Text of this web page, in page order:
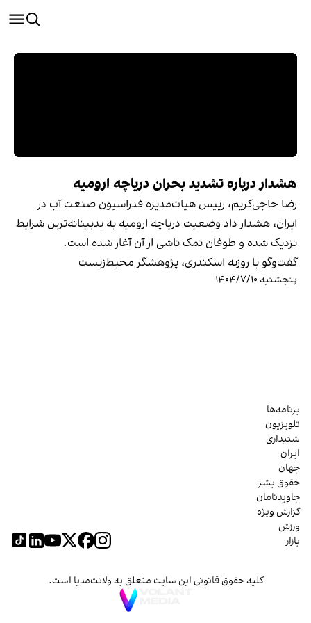
هشدار درباره تشدید بحران دریاچه ارومیه
رضا حاجی‌کریم، رییس هیات‌مدیره فدراسیون صنعت آب در
ایران، هشدار داد وضعیت دریاچه ارومیه به بدبینانه‌ترین شرایط
نزدیک شده و طوفان نمک ناشی از آن آغاز شده است.
گفت‌وگو با روزبه اسکندری، پژوهشگر محیط‌زیست
پنجشنبه ۱۴۰۴/۷/۱۰
برنامه‌ها
تلویزیون
شنیداری
ایران
جهان
حقوق بشر
جاویدنامان
گزارش ویژه
ورزش
بازار
کلیه حقوق قانونی این سایت متعلق به ولانت‌مدیا است.